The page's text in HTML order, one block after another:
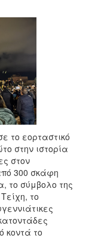
το εορταστικό
στην ιστορία
στον
300 σκάφη
το σύμβολο της
το
κοντά το